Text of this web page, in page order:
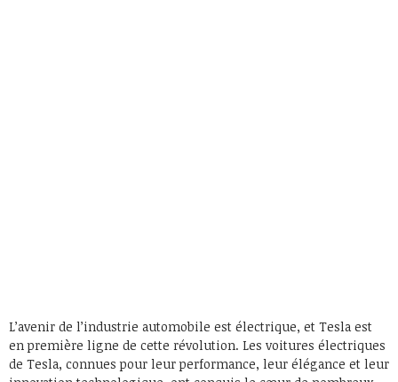
L’avenir de l’industrie automobile est électrique, et Tesla est
en première ligne de cette révolution. Les voitures électriques
de Tesla, connues pour leur performance, leur élégance et leur